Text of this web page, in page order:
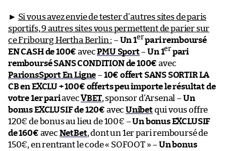
► Si vous avez envie de tester d’autres sites de paris
sportifs, 9 autres sites vous permettent de parier sur
ce Fribourg Hertha Berlin : –Un 1erpari remboursé
EN CASH de 100€ avecPMU Sport–Un 1er pari
remboursé SANS CONDITION de 100€ avec
ParionsSport En Ligne –10€ offert SANS SORTIR LA
CB en EXCLU + 100€ offerts peu importe le résultat de
votre 1er pariavecVBET, sponsor d’Arsenal –Un
bonus EXCLUSIF de 120€ avec Unibetqui vous offre
120€ de bonus au lieu de 100€ –Un bonus EXCLUSIF
de 160€ avec NetBet, dont un 1er pari remboursé de
150€, en rentrant le code « SOFOOT » –Un bonus